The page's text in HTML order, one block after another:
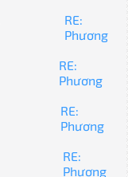
RE:
Phương
RE:
Phương
RE:
Phương
RE:
Phương